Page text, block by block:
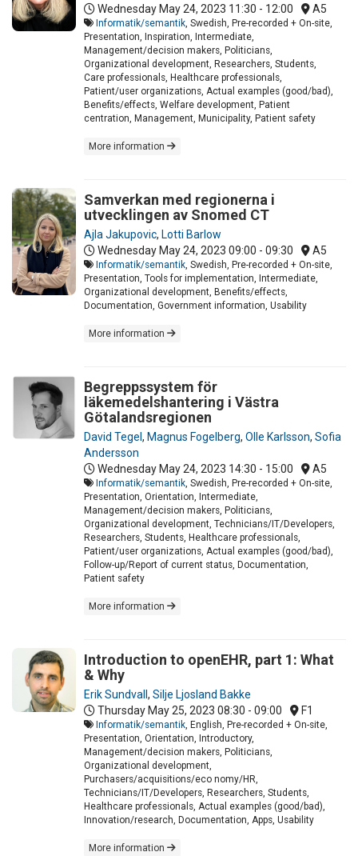
Wednesday May 24, 2023 11:30 - 12:00 A5
Informatik/semantik , Swedish, Pre-recorded + On-site,
Presentation, Inspiration, Intermediate,
Management/decision makers, Politicians,
Organizational development, Researchers, Students,
Care professionals, Healthcare professionals,
Patient/user organizations, Actual examples (good/bad),
Benefits/effects, Welfare development, Patient
centration, Management, Municipality, Patient safety
More information
Samverkan med regionerna i
utvecklingen av Snomed CT
Ajla Jakupovic, Lotti Barlow
Wednesday May 24, 2023 09:00 - 09:30 A5
Informatik/semantik , Swedish, Pre-recorded + On-site,
Presentation, Tools for implementation, Intermediate,
Organizational development, Benefits/effects,
Documentation, Government information, Usability
More information
Begreppssystem för
läkemedelshantering i Västra
Götalandsregionen
David Tegel , Magnus Fogelberg, Olle Karlsson, Sofia
Andersson
Wednesday May 24, 2023 14:30 - 15:00 A5
Informatik/semantik , Swedish, Pre-recorded + On-site,
Presentation, Orientation, Intermediate,
Management/decision makers, Politicians,
Organizational development, Technicians/IT/Developers,
Researchers, Students, Healthcare professionals,
Patient/user organizations, Actual examples (good/bad),
Follow-up/Report of current status, Documentation,
Patient safety
More information
Introduction to openEHR, part 1: What
& Why
Erik Sundvall , Silje Ljosland Bakke
Thursday May 25, 2023 08:30 - 09:00 F1
Informatik/semantik , English, Pre-recorded + On-site,
Presentation, Orientation, Introductory,
Management/decision makers, Politicians,
Organizational development,
Purchasers/acquisitions/eco nomy/HR,
Technicians/IT/Developers, Researchers, Students,
Healthcare professionals, Actual examples (good/bad),
Innovation/research, Documentation, Apps, Usability
More information